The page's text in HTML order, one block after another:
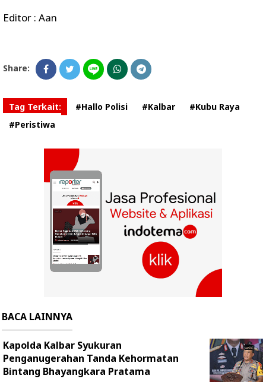
Editor : Aan
Share:
Tag Terkait: #Hallo Polisi #Kalbar
#Kubu Raya
#Peristiwa
BACA LAINNYA
Kapolda Kalbar Syukuran
Penganugerahan Tanda Kehormatan
Bintang Bhayangkara Pratama